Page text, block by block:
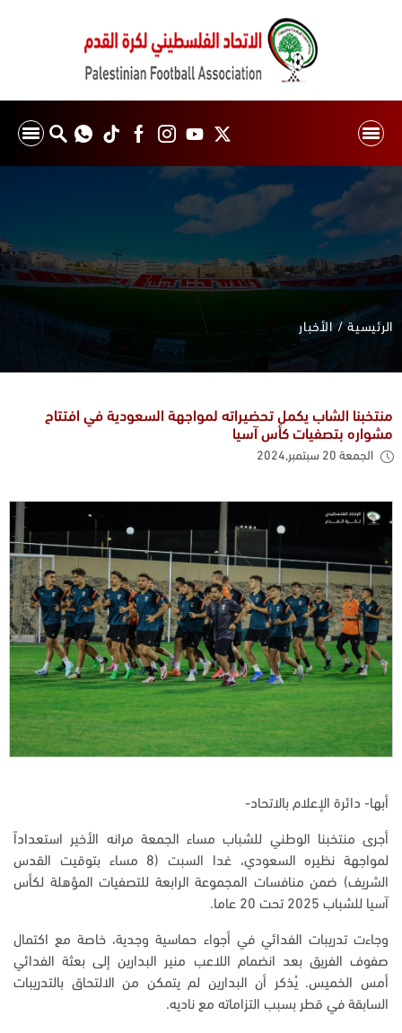
الرئيسية الأخبار
منتخبنا الشاب يكمل تحضيراته لمواجهة السعودية في افتتاح
مشواره بتصفيات كأس آسيا
الجمعة 20 سبتمبر,2024
أبها- دائرة الإعلام بالاتحاد-
أجرى منتخبنا الوطني للشباب مساء الجمعة مرانه الأخير استعداداً
لمواجهة نظيره السعودي، غدا السبت (8 مساء بتوقيت القدس
الشريف) ضمن منافسات المجموعة الرابعة للتصفيات المؤهلة لكأس
آسيا للشباب 2025 تحت 20 عاما.
وجاءت تدريبات الفدائي في أجواء حماسية وجدية، خاصة مع اكتمال
صفوف الفريق بعد انضمام اللاعب منير البدارين إلى بعثة الفدائي
أمس الخميس. يُذكر أن البدارين لم يتمكن من الالتحاق بالتدريبات
السابقة في قطر بسبب التزاماته مع ناديه.